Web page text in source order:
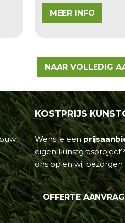
MEER INFO
NAAR VOLLEDIG
KOSTPRIJS
Wens je een
eigen
ons op en wij
OFFERTE